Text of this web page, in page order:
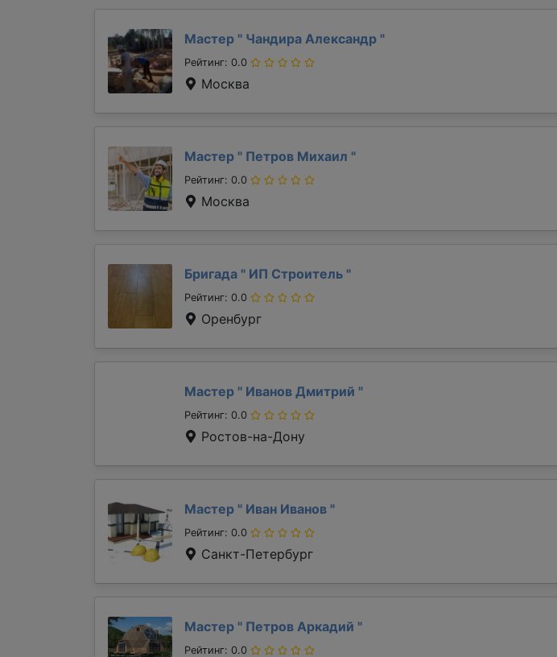
Мастер " Чандира Александр "
Рейтинг: 0.0
Москва
Мастер " Петров Михаил "
Рейтинг: 0.0
Москва
Бригада " ИП Строитель "
Рейтинг: 0.0
Оренбург
Мастер " Иванов Дмитрий "
Рейтинг: 0.0
Ростов-на-Дону
Мастер " Иван Иванов "
Рейтинг: 0.0
Санкт-Петербург
Мастер " Петров Аркадий "
Рейтинг: 0.0